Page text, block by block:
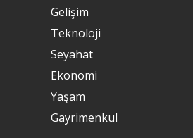
Gelişim
Teknoloji
Seyahat
Ekonomi
Yaşam
Gayrimenkul